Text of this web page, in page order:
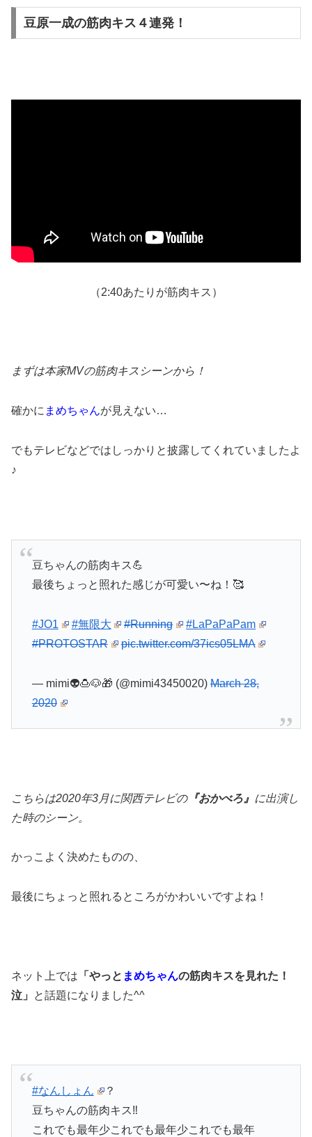
豆原一成の筋肉キス４連発！
（2:40あたりが筋肉キス）
まずは本家MVの筋肉キスシーンから！
確かに まめちゃんが見えない…
でもテレビなどではしっかりと披露してくれていましたよ
♪
豆ちゃんの筋肉キス💪
最後ちょっと照れた感じが可愛い〜ね！🥰
#JO1 #無限大 #Running
#LaPaPaPam
#PROTOSTAR
pic.twitter.com/37ics05LMA
— mimi👽🍮🐶🎁 (@mimi43450020)March 28,
2020
こちらは2020年3月に関西テレビの『おかべろ』 に出演し
た時のシーン。
かっこよく決めたものの、
最後にちょっと照れるところがかわいいですよね！
ネット上では 「やっと まめちゃんの筋肉キスを見れた！
泣」
と話題になりました^^
#なんしょん
？
豆ちゃんの筋肉キス‼️
これでも最年少これでも最年少これでも最年